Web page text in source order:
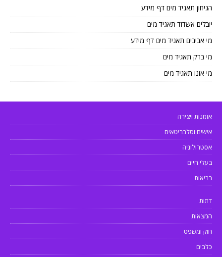
הגיחון תאגיד מים דף מידע
יובלים אשדוד תאגיד מים
מי אביבים תאגיד מים דף מידע
מי ברק תאגיד מים
מי אונו תאגיד מים
אומנות ויצירה
אישים וסלבריטאים
אסטרולוגיה
בעלי חיים
בריאות
דתות
המצאות
חוק ומשפט
כלבים